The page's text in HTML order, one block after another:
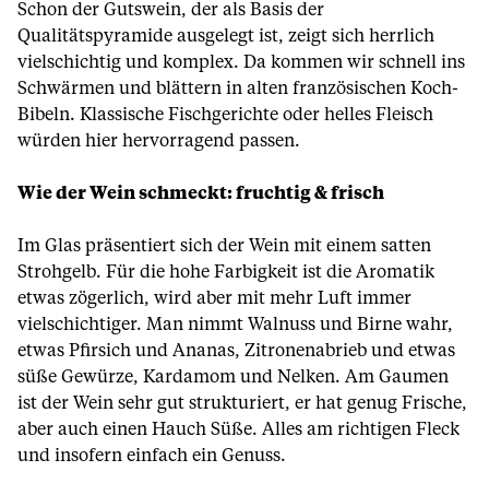
Schon der Gutswein, der als Basis der
Qualitätspyramide ausgelegt ist, zeigt sich herrlich
vielschichtig und komplex. Da kommen wir schnell ins
Schwärmen und blättern in alten französischen Koch-
Bibeln. Klassische Fischgerichte oder helles Fleisch
würden hier hervorragend passen.
Wie der Wein schmeckt: fruchtig & frisch
Im Glas präsentiert sich der Wein mit einem satten
Strohgelb. Für die hohe Farbigkeit ist die Aromatik
etwas zögerlich, wird aber mit mehr Luft immer
vielschichtiger. Man nimmt Walnuss und Birne wahr,
etwas Pfirsich und Ananas, Zitronenabrieb und etwas
süße Gewürze, Kardamom und Nelken. Am Gaumen
ist der Wein sehr gut strukturiert, er hat genug Frische,
aber auch einen Hauch Süße. Alles am richtigen Fleck
und insofern einfach ein Genuss.